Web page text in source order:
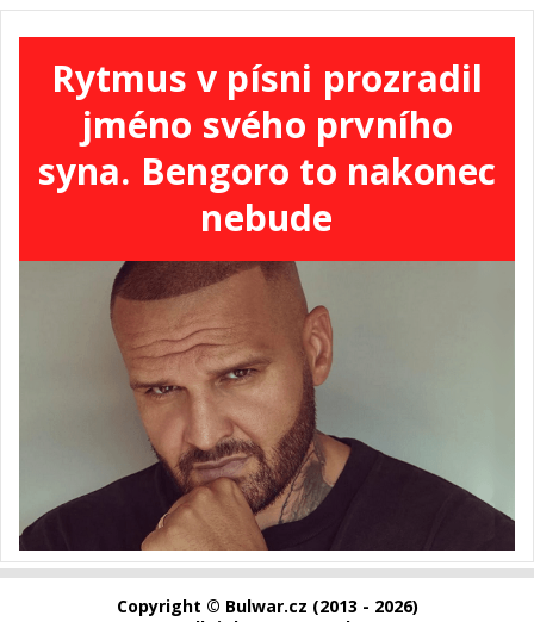
Rytmus v písni prozradil
jméno svého prvního
syna. Bengoro to nakonec
nebude
Copyright © Bulwar.cz (2013 - 2026)